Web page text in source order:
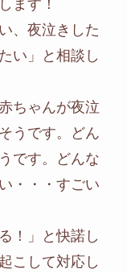
ます！
、夜泣きした
い」と相談し
ちゃんが夜泣
うです。どん
です。どんな
・・・すごい
！」と快諾し
こして対応し